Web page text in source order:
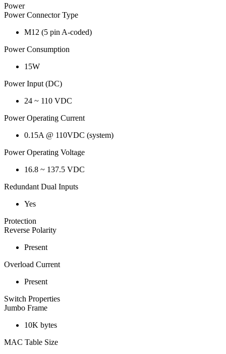
Power
Power Connector Type
M12 (5 pin A-coded)
Power Consumption
15W
Power Input (DC)
24 ~ 110 VDC
Power Operating Current
0.15A @ 110VDC (system)
Power Operating Voltage
16.8 ~ 137.5 VDC
Redundant Dual Inputs
Yes
Protection
Reverse Polarity
Present
Overload Current
Present
Switch Properties
Jumbo Frame
10K bytes
MAC Table Size